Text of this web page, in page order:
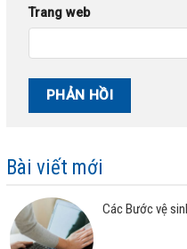
Trang web
Bài viết mới
Các Bước vệ